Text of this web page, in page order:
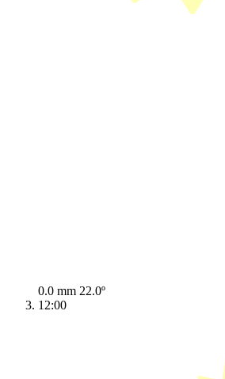
0.0 mm 22.0º
12:00